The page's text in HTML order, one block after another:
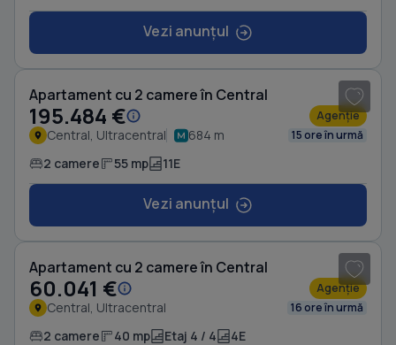
Vezi anunțul
Apartament cu 2 camere în Central
195.484 € Agenție
Central, Ultracentral 684 m 15 ore în urmă
2 camere 55 mp 11E
Vezi anunțul
Apartament cu 2 camere în Central
60.041 € Agenție
Central, Ultracentral 16 ore în urmă
2 camere 40 mp Etaj 4 / 4 4E